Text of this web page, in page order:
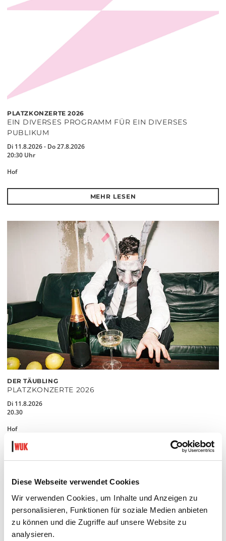
Diese Webseite verwendet Cookies
Wir verwenden Cookies, um Inhalte und Anzeigen zu
personalisieren, Funktionen für soziale Medien anbieten
zu können und die Zugriffe auf unsere Website zu
analysieren.
PLATZKONZERTE 2026
EIN DIVERSES PROGRAMM FÜR EIN DIVERSES
PUBLIKUM
Di 11.8.2026 - Do 27.8.2026
20:30 Uhr
Hof
MEHR LESEN
DER TÄUBLING
PLATZKONZERTE 2026
Di 11.8.2026
20.30
Hof